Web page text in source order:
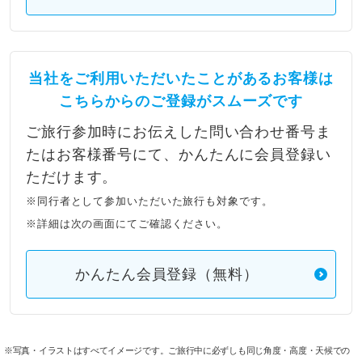
当社をご利用いただいたことがあるお客様は
こちらからのご登録がスムーズです
ご旅行参加時にお伝えした問い合わせ番号ま
たはお客様番号にて、かんたんに会員登録い
ただけます。
※同行者として参加いただいた旅行も対象です。
※詳細は次の画面にてご確認ください。
かんたん会員登録（無料）
※写真・イラストはすべてイメージです。ご旅行中に必ずしも同じ角度・高度・天候での